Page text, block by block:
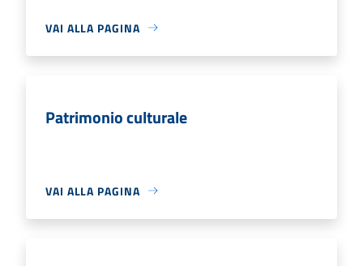
VAI ALLA PAGINA
Patrimonio culturale
VAI ALLA PAGINA